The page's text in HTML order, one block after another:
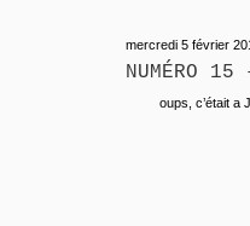
mercredi 5 février
NUMÉRO
oups, c’était a